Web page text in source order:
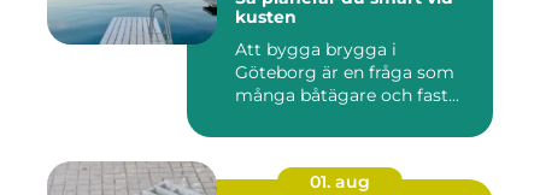
kusten
Att bygga brygga i
Göteborg är en fråga som
många båtägare och fast...
01. aug